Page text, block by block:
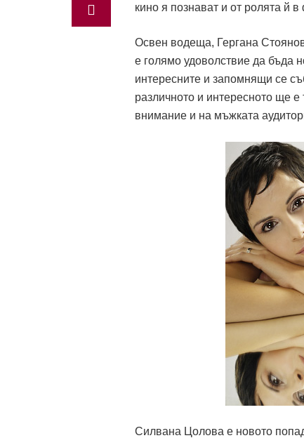
кино я познават и от ролята й
Освен водеща, Гергана
е голямо удоволствие да бъда
интересните и запомнящи се
различното и интересното ще
внимание и на мъжката
Силвана Цолова е новото